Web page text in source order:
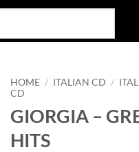
HOME / ITALIAN CD /
CD
GIORGIA –
HITS